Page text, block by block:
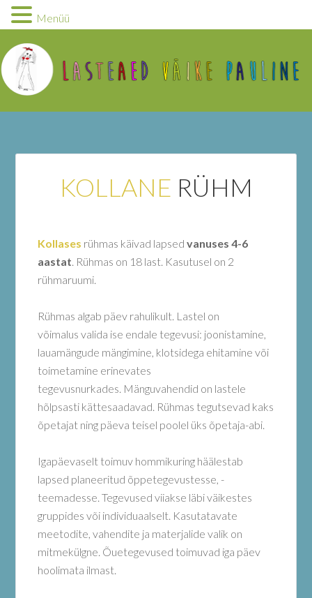
KOLLANE RÜHM
Kollases rühmas käivad lapsedvanuses 4-6
aastat . Rühmas on 18 last. Kasutusel on 2
rühmaruumi.
Rühmas algab päev rahulikult. Lastel on
võimalus valida ise endale tegevusi: joonistamine,
lauamängude mängimine, klotsidega ehitamine või
toimetamine erinevates
tegevusnurkades. Mänguvahendid on lastele
hõlpsasti kättesaadavad. Rühmas tegutsevad kaks
õpetajat ning päeva teisel poolel üks õpetaja-abi.
Igapäevaselt toimuv hommikuring häälestab
lapsed planeeritud õppetegevustesse, -
teemadesse. Tegevused viiakse läbi väikestes
gruppides või individuaalselt. Kasutatavate
meetodite, vahendite ja materjalide valik on
mitmekülgne. Õuetegevused toimuvad iga päev
hoolimata ilmast.
Menüü